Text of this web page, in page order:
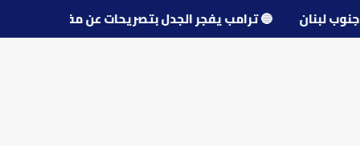
جنوب لبنان 🔵ترامب يفجر الجدل بتصريحات عن مفاوضات